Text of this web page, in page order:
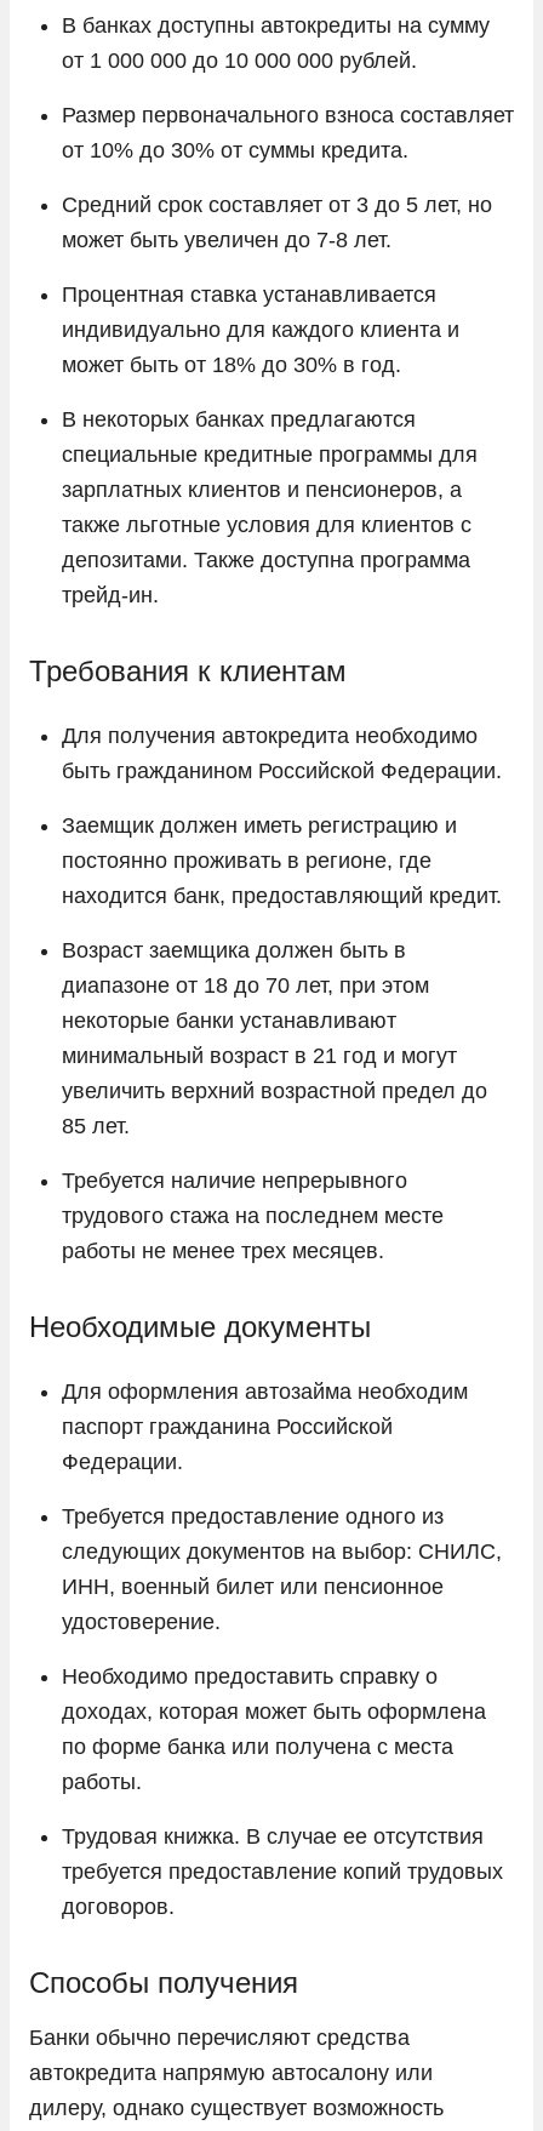
В банках доступны автокредиты на сумму
от 1 000 000 до 10 000 000 рублей.
Размер первоначального взноса составляет
от 10% до 30% от суммы кредита.
Средний срок составляет от 3 до 5 лет, но
может быть увеличен до 7-8 лет.
Процентная ставка устанавливается
индивидуально для каждого клиента и
может быть от 18% до 30% в год.
В некоторых банках предлагаются
специальные кредитные программы для
зарплатных клиентов и пенсионеров, а
также льготные условия для клиентов с
депозитами. Также доступна программа
трейд-ин.
Требования к клиентам
Для получения автокредита необходимо
быть гражданином Российской Федерации.
Заемщик должен иметь регистрацию и
постоянно проживать в регионе, где
находится банк, предоставляющий кредит.
Возраст заемщика должен быть в
диапазоне от 18 до 70 лет, при этом
некоторые банки устанавливают
минимальный возраст в 21 год и могут
увеличить верхний возрастной предел до
85 лет.
Требуется наличие непрерывного
трудового стажа на последнем месте
работы не менее трех месяцев.
Необходимые документы
Для оформления автозайма необходим
паспорт гражданина Российской
Федерации.
Требуется предоставление одного из
следующих документов на выбор: СНИЛС,
ИНН, военный билет или пенсионное
удостоверение.
Необходимо предоставить справку о
доходах, которая может быть оформлена
по форме банка или получена с места
работы.
Трудовая книжка. В случае ее отсутствия
требуется предоставление копий трудовых
договоров.
Способы получения
Банки обычно перечисляют средства
автокредита напрямую автосалону или
дилеру, однако существует возможность